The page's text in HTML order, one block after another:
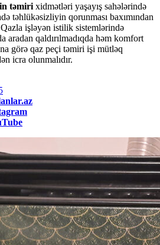
təmiri xidmətləri yaşayış sahələrində
təhlükəsizliyin qorunması baxımından
işləyən istilik sistemlərində
aradan qaldırılmadıqda həm komfort
görə qaz peçi təmiri işi mütləq
icra olunmalıdır.